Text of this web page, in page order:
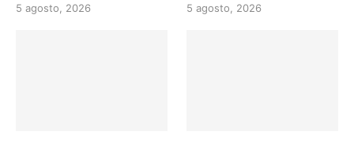
5 agosto, 2026
5 agosto, 2026